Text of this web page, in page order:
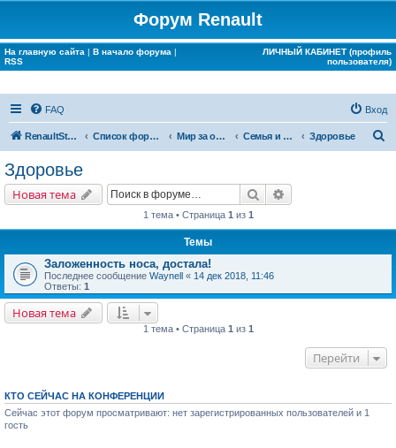
Форум Renault
На главную сайта | В начало форума |
RSS
ЛИЧНЫЙ КАБИНЕТ (профиль
пользователя)
FAQ Вход
RenaultStory Список форумов Мир за окном Renault Семья и дом Здоровье
Здоровье
Новая тема Поиск
1 тема • Страница 1 из 1
Темы
Заложенность носа, достала!
Последнее сообщение Waynell « 14 дек 2018, 11:46
Ответы: 1
Новая тема
1 тема • Страница 1 из 1
Перейти
КТО СЕЙЧАС НА КОНФЕРЕНЦИИ
Сейчас этот форум просматривают: нет зарегистрированных пользователей и 1
гость